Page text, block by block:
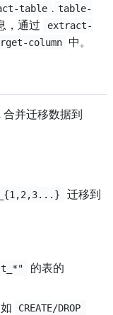
table . table-
，通过
extract-
column 中。
并迁移数据到
迁移到
的表的
CREATE/DROP